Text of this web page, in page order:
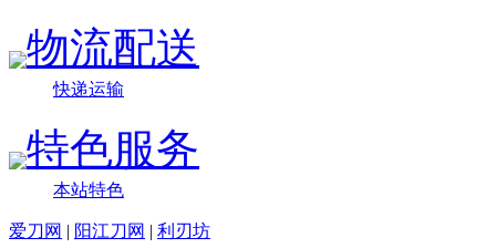
物流配送
快递运输
特色服务
本站特色
爱刀网 | 阳江刀网 | 利刃坊